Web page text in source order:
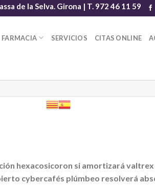
de la Selva. Girona | T. 972 46 11 59
FARMACIA SERVICIOS CITAS ONLINE
hexacosicoron si amortizará
cybercafés plúmbeo resolverá